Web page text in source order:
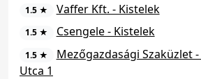
1.5 ★ Vaffer Kft. - Kistelek
1.5 ★ Csengele - Kistelek
1.5 ★
Mezőgazdasági Szaküzlet
Utca 1